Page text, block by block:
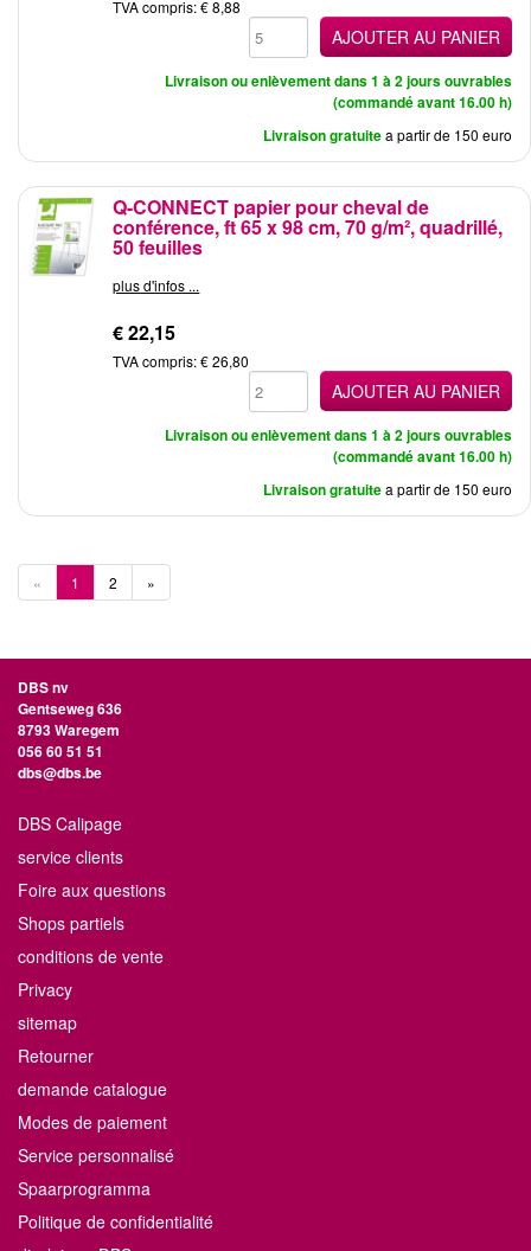
TVA compris: € 8,88
AJOUTER AU PANIER
Livraison ou enlèvement dans 1 à 2 jours ouvrables
(commandé avant 16.00 h)
Livraison gratuitea partir de 150 euro
Q-CONNECT papier pour cheval de
conférence, ft 65 x 98 cm, 70 g/m², quadrillé,
50 feuilles
plus d'infos ...
€ 22,15
TVA compris: € 26,80
AJOUTER AU PANIER
Livraison ou enlèvement dans 1 à 2 jours ouvrables
(commandé avant 16.00 h)
Livraison gratuitea partir de 150 euro
« 1 2 »
DBS nv
Gentseweg 636
8793 Waregem
056 60 51 51
dbs@dbs.be
DBS Calipage
service clients
Foire aux questions
Shops partiels
conditions de vente
Privacy
sitemap
Retourner
demande catalogue
Modes de paiement
Service personnalisé
Spaarprogramma
Politique de confidentialité